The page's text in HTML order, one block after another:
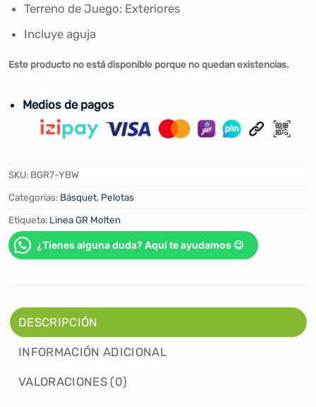
Terreno de Juego: Exteriores
Incluye aguja
Este producto no está disponible porque no quedan existencias.
Medios de pagos
SKU: BGR7-YBW
Categorías: Básquet, Pelotas
Etiqueta: Linea GR Molten
¿Tienes alguna duda? Aquí te ayudamos 😉
DESCRIPCIÓN
INFORMACIÓN ADICIONAL
VALORACIONES (0)